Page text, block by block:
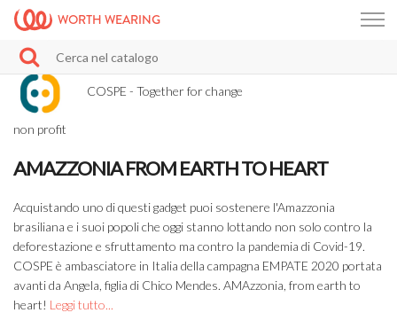
WORTH WEARING
COSPE - Together for change
non profit
AMAZZONIA FROM EARTH TO HEART
Acquistando uno di questi gadget puoi sostenere l'Amazzonia
brasiliana e i suoi popoli che oggi stanno lottando non solo contro la
deforestazione e sfruttamento ma contro la pandemia di Covid-19.
COSPE è ambasciatore in Italia della campagna EMPATE 2020 portata
avanti da Angela, figlia di Chico Mendes. AMAzzonia, from earth to
heart! Leggi tutto...